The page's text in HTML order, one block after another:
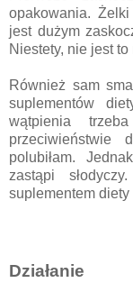
opakowania.
jest dużym
Niestety, nie jest
Również sam
suplementów
wątpienia
polubiłam.
zastąpi
suplementem diety
Działanie